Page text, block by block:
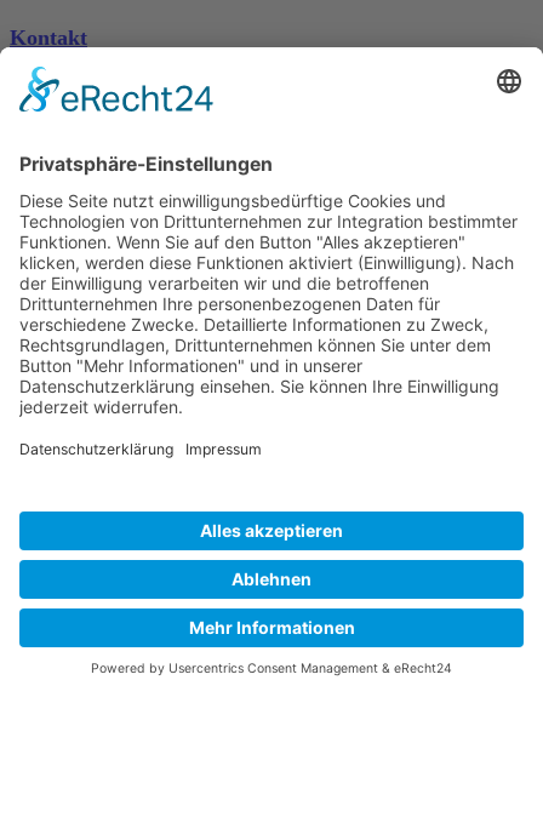
Kontakt
+49 0152 51027954
WhatsApp
info@toha-energy.de
Jetzt Energieberatung anfragen
Kontakt